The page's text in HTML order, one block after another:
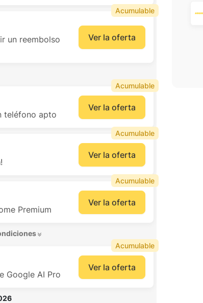
un reembolso
Ver la oferta
Acumulable
teléfono apto
Ver la oferta
Acumulable
Ver la oferta
Acumulable
Premium
Ver la oferta
Acumulable
Google AI Pro
Ver la oferta
Acumulable